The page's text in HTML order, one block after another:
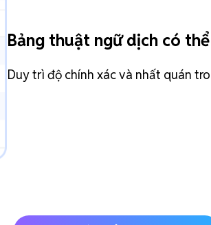
Bảng thuật ngữ dịch có
Duy trì độ chính xác và nhất quán